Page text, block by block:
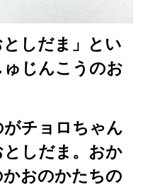
しだま」とい
じんこうのお
チョロちゃん
しだま 。おか
おのかたちの